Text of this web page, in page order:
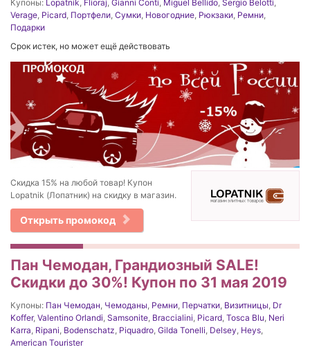
Купоны: Lopatnik Flioraj Gianni Conti Miguel Bellido Sergio Belotti
Verage Picard Портфели Сумки Новогодние Рюкзаки Ремни
Подарки
Срок истек, но может ещё действовать
Скидка 15% на любой товар! Купон
Lopatnik (Лопатник) на скидку в магазин.
Открыть промокод
Пан Чемодан, Грандиозный SALE!
Скидки до 30%! Купон по 31 мая 2019
Купоны: Пан Чемодан Чемоданы Ремни Перчатки Визитницы Dr
Koffer, Valentino Orlandi Samsonite Braccialini Picard Tosca Blu Neri
Karra Ripani Bodenschatz Piquadro Gilda Tonelli Delsey Heys
American Tourister